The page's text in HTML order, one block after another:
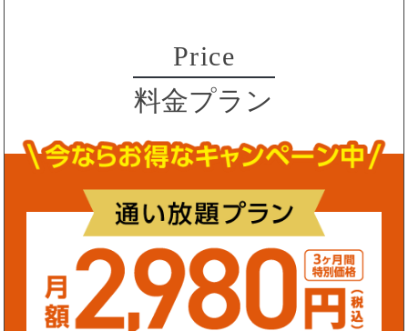
Price
料金プラン